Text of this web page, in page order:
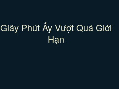
Giây Phút Ấy Vượt Quá Giới
Hạn